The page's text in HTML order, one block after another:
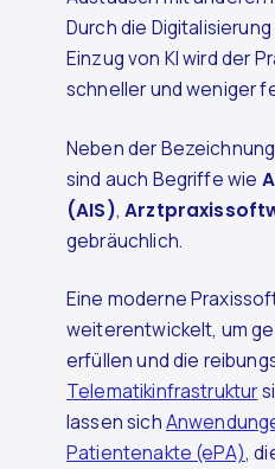
Durch die
Einzug von KI wird der
schneller und weniger
Neben der
sind auch Begriffe wie
(AIS),
gebräuchlich.
Eine moderne
weiterentwickelt, um
erfüllen und die
Telematikinfrastruktur
lassen sich
Patientenakte (ePA),